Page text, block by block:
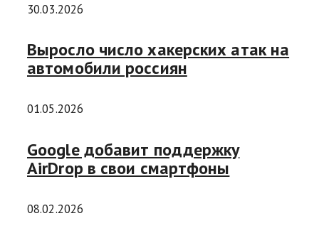
30.03.2026
Выросло число хакерских атак на
автомобили россиян
01.05.2026
Google добавит поддержку
AirDrop в свои смартфоны
08.02.2026